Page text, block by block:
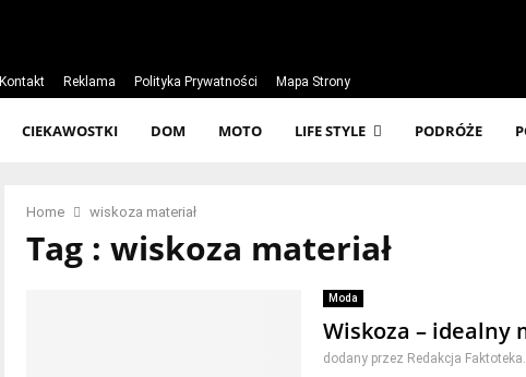
Kontakt Reklama Polityka Prywatności Mapa Strony
CIEKAWOSTKI DOM MOTO LIFE STYLE PODRÓŻE
Home wiskoza materiał
Tag : wiskoza materiał
Moda
Wiskoza – idealny
dodany przez Redakcja